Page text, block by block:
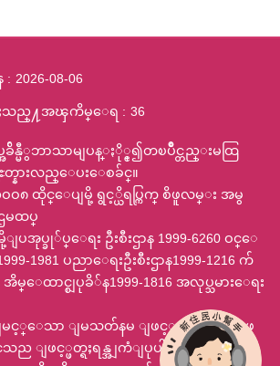
2026-08-06
ႈသည္႔အၾကိမ္ေရ 36
ခ်ိန္မီွဘာသာမျပန္ႏို္င္၍တၿပိဳင္တည္းမထြ
တ္နားလည္ေပးေစခ်င္။
ဝ၈ ထိုင္ေပျမို့ ရွင့္ယိရပ္ကြက္ စိဖူလမ္း အမွ
မထပ္
မို့ျပအုပ္ခု်ပ္ေရး ဦးစီးဌာန 1999-6260 ဝင္ေ
1981 ပညာေရးဦးစီးဌာန1999-1216 က်
အိမ္ေထာင္စျပုခိ်န1999-1816 အလုပ္သမားေရး
င့္ေသာ ျမသတ်နမ ျဖင့္ 800x600 ျဖ
ျဖင့္ဖတ္ရႈရန္အျကံျပုပါသည္ ဃဥ